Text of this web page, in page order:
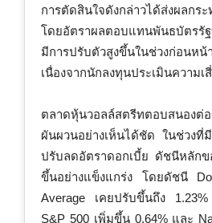
การตัดสินใจดังกล่าวได้ส่งผลกร
โดยอัตราผลตอบแทนพันธบัตรรั
มีการปรับตัวสูงขึ้นในช่วงก่อนหน้
เนื่องจากนักลงทุนประเมินความเ
ตลาดหุ้นวอลล์สตรีทตอบสนองต่
ผันผวนอย่างเห็นได้ชัด ในช่วงที่
ปรับลดอัตราดอกเบี้ย ดัชนีหลักข
ขึ้นอย่างแข็งแกร่ง โดยดัชนี
Average เคยปรับขึ้นถึง
S&P 500 เพิ่มขึ้น 0.64% และ